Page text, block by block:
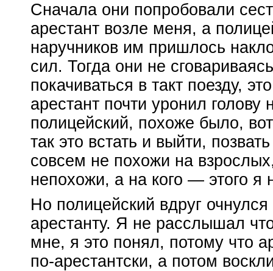
Сначала они попробовали
арестант возле меня, а
наручников им пришлось
сил. Тогда они не
покачиваться в такт поезду,
арестант почти уронил
полицейский, похоже было,
так это встать и выйти,
совсем не похожи на
непохожи, а на кого — этого я
Но полицейский вдруг
арестанту. Я не расслышал
мне, я это понял, потому что
по-арестантски, а потом